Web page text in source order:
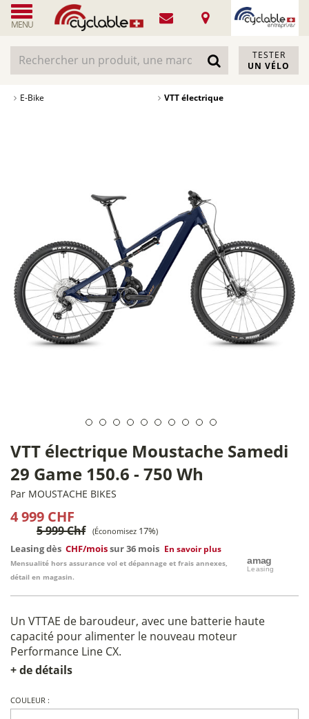
MENU
TESTER
UN VÉLO
E-Bike VTT électrique
VTT électrique Moustache Samedi
29 Game 150.6 - 750 Wh
Par MOUSTACHE BIKES
4 999 CHF
5 999 Chf (Économisez 17%)
Leasing dès CHF/moissur 36 mois En savoir plus
Mensualité hors assurance vol et dépannage et frais annexes,
détail en magasin.
Un VTTAE de baroudeur, avec une batterie haute
capacité pour alimenter le nouveau moteur
Performance Line CX.
+ de détails
COULEUR :